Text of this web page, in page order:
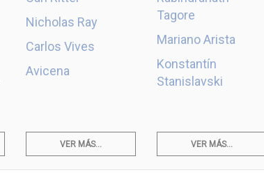
Nicholas Ray
Carlos Vives
Avicena
Tagore
Mariano Arista
Konstantín
Stanislavski
VER MÁS... VER MÁS...